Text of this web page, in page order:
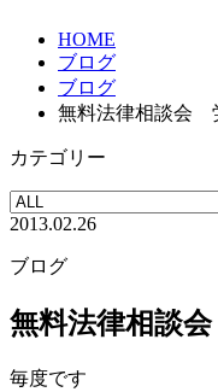
HOME
ブログ
ブログ
無料法律相談会
カテゴリー
2013.02.26
ブログ
無料法律相談
毎度です